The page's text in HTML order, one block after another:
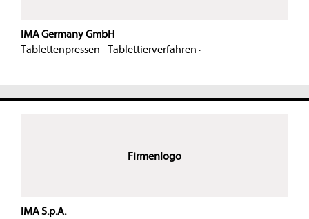
IMA Germany GmbH
Tablettenpressen - Tablettierverfahren ·
Firmenlogo
IMA S.p.A.